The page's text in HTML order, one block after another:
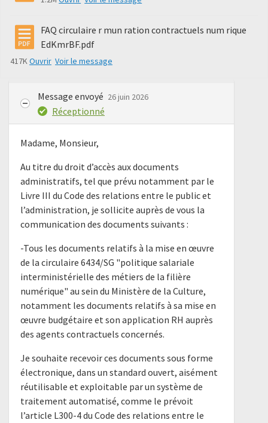
FAQ circulaire r mun ration contractuels num rique
EdKmrBF.pdf
417KOuvrir Voir le message
Message envoyé 26 juin 2026
Réceptionné
Madame, Monsieur,
Au titre du droit d’accès aux documents
administratifs, tel que prévu notamment par le
Livre III du Code des relations entre le public et
l’administration, je sollicite auprès de vous la
communication des documents suivants :
-Tous les documents relatifs à la mise en œuvre
de la circulaire 6434/SG "politique salariale
interministérielle des métiers de la filière
numérique" au sein du Ministère de la Culture,
notamment les documents relatifs à sa mise en
œuvre budgétaire et son application RH auprès
des agents contractuels concernés.
Je souhaite recevoir ces documents sous forme
électronique, dans un standard ouvert, aisément
réutilisable et exploitable par un système de
traitement automatisé, comme le prévoit
l’article L300-4 du Code des relations entre le